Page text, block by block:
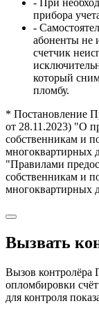
прибора
-
абоненты не
счетчик
который
пломбу.
* Постановление
от 28.11.2023) "О
собственникам и
многоквартирных
"Правилами
собственникам и
многоквартирных
Вызвать
Вызов контролёра
опломбировки
для контроля